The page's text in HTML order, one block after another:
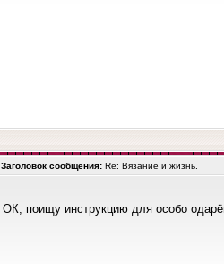
Заголовок сообщения: Re: Вязание и жизнь.
ОК, поищу инструкцию для особо